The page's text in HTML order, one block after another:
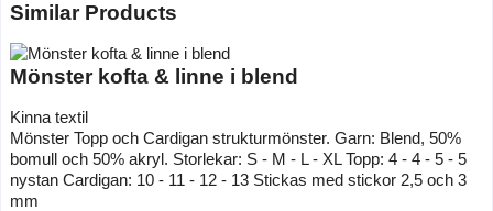
Similar Products
Mönster kofta & linne i blend
Kinna textil
Mönster Topp och Cardigan strukturmönster. Garn: Blend, 50%
bomull och 50% akryl. Storlekar: S - M - L - XL Topp: 4 - 4 - 5 - 5
nystan Cardigan: 10 - 11 - 12 - 13 Stickas med stickor 2,5 och 3
mm